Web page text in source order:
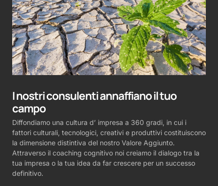
I nostri consulenti annaffiano il tuo
campo
Diffondiamo una cultura d’ impresa a 360 gradi, in cui i
fattori culturali, tecnologici, creativi e produttivi costituiscono
la dimensione distintiva del nostro Valore Aggiunto.
Attraverso il coaching cognitivo noi creiamo il dialogo tra la
tua impresa o la tua idea da far crescere per un successo
definitivo.